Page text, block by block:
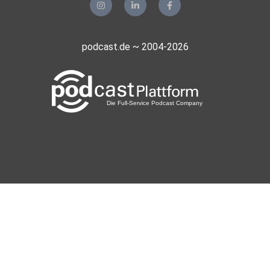
podcast.de ~ 2004-2026